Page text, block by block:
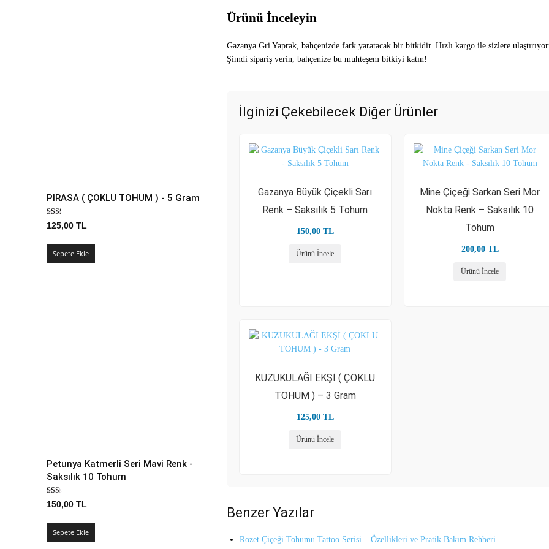
PIRASA ( ÇOKLU TOHUM ) - 5 Gram
125,00 TL
Sepete Ekle
Petunya Katmerli Seri Mavi Renk -
Saksılık 10 Tohum
150,00 TL
Sepete Ekle
Ürünü İnceleyin
Gazanya Gri Yaprak, bahçenizde fark yaratacak bir bitkidir. Hızlı kargo ile sizlere
Şimdi sipariş verin, bahçenize bu muhteşem bitkiyi katın!
İlginizi Çekebilecek Diğer Ürünler
Gazanya Büyük Çiçekli Sarı
Renk – Saksılık 5 Tohum
150,00 TL
Ürünü İncele
Mine Çiçeği Sarkan Seri Mor
Nokta Renk – Saksılık 10
Tohum
200,00 TL
Ürünü İncele
KUZUKULAĞI EKŞİ ( ÇOKLU
TOHUM ) – 3 Gram
125,00 TL
Ürünü İncele
Benzer Yazılar
Rozet Çiçeği Tohumu Tattoo Serisi – Özellikleri ve Pratik Bakım Rehberi